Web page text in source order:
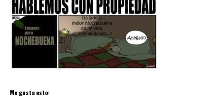
Me gusta esto: